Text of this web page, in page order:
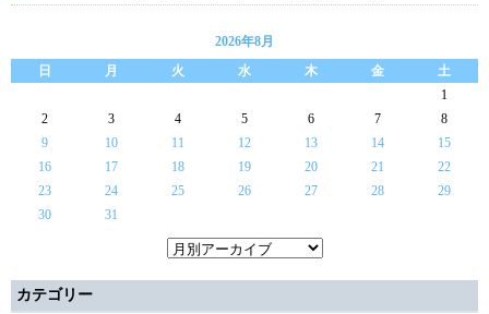
2026年8月
日
月 火 水 木 金
土
1
2
3 4 5 6 7
8
9
10 11 12 13 14
15
16
17 18 19 20 21
22
23
24 25 26 27 28
29
30
31
カテゴリー